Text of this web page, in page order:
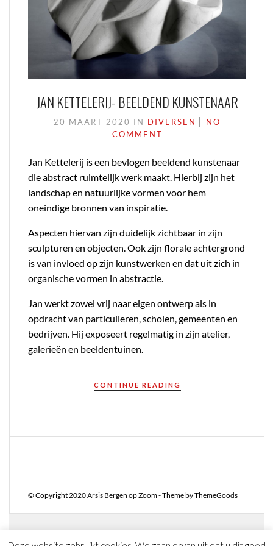
JAN KETTELERIJ- BEELDEND KUNSTENAAR
20 MAART 2020 IN DIVERSEN
NO
COMMENT
Jan Kettelerij is een bevlogen beeldend kunstenaar
die abstract ruimtelijk werk maakt. Hierbij zijn het
landschap en natuurlijke vormen voor hem
oneindige bronnen van inspiratie.
Aspecten hiervan zijn duidelijk zichtbaar in zijn
sculpturen en objecten. Ook zijn florale achtergrond
is van invloed op zijn kunstwerken en dat uit zich in
organische vormen in abstractie.
Jan werkt zowel vrij naar eigen ontwerp als in
opdracht van particulieren, scholen, gemeenten en
bedrijven. Hij exposeert regelmatig in zijn atelier,
galerieën en beeldentuinen.
CONTINUE READING
© Copyright 2020 Arsis Bergen op Zoom - Theme by ThemeGoods